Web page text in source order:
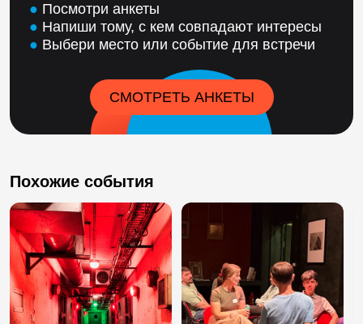
● Посмотри анкеты
● Напиши тому, с кем совпадают интересы
● Выбери место или событие для встречи
СМОТРЕТЬ АНКЕТЫ
Похожие события